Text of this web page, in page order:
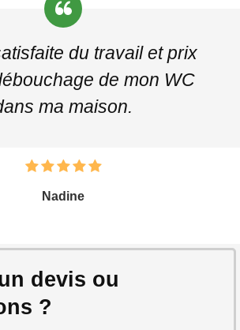
du travail et prix
de mon WC
ma maison.
Nadine
devis ou
?